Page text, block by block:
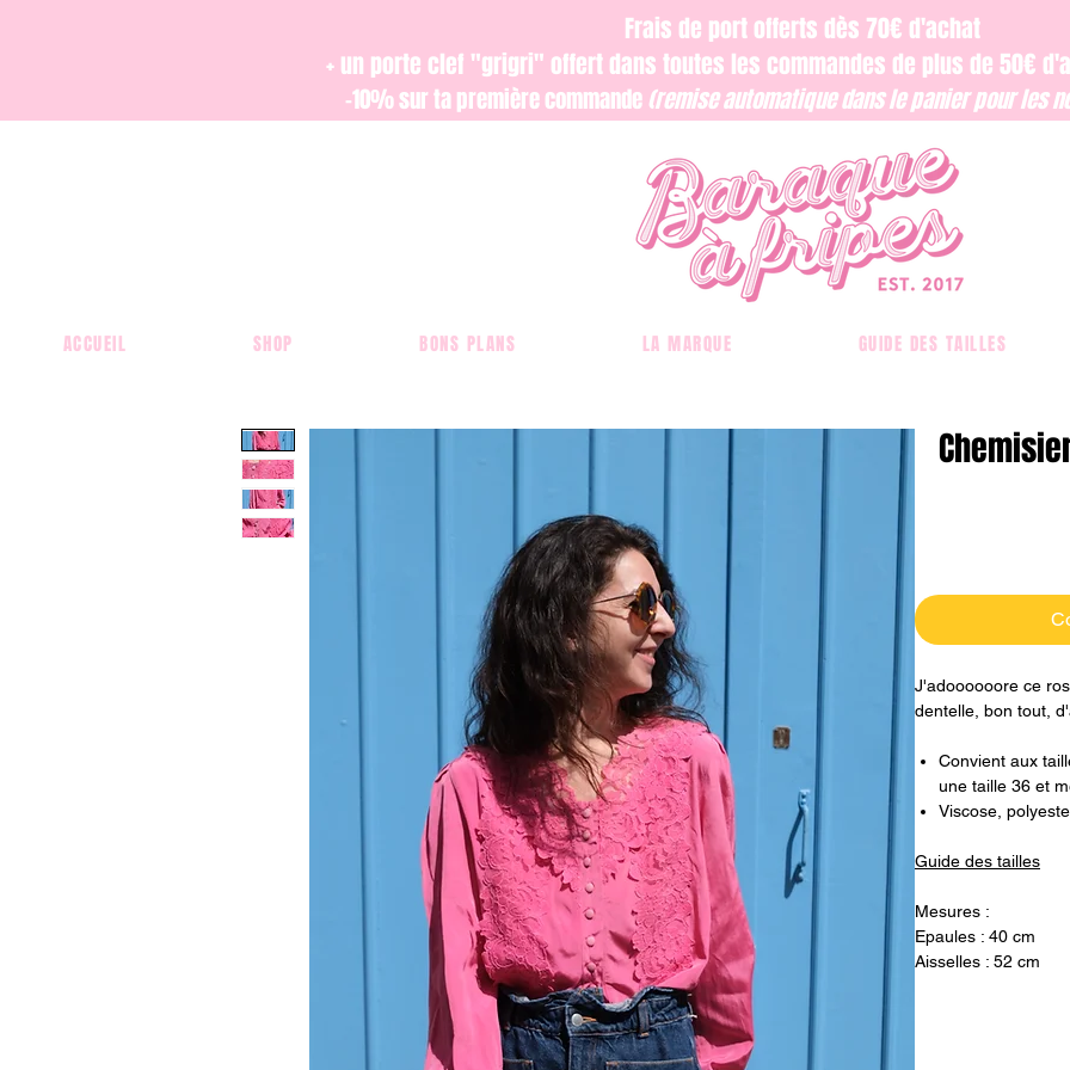
Frais de port offerts dès 70€ d'achat
+ un porte clef "grigri" offert dans toutes les commandes de plus de 50€
-10% sur ta première commande(remise automatique dans le panier pour les
ACCUEIL SHOP BONS PLANS LA MARQUE GUIDE DES TAILLES
J'adoooooore ce
dentelle, bon tout,
Convient aux
une taille 36 et
Viscose,
Guide des tailles
Mesures :
Epaules : 40 cm
Aisselles : 52 cm